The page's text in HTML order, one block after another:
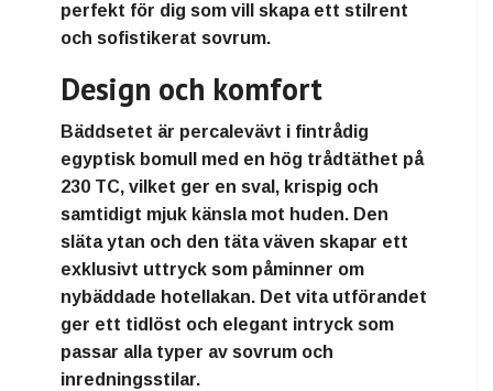
perfekt för dig som vill skapa ett stilrent
och sofistikerat sovrum.
Design och komfort
Bäddsetet är percalevävt i fintrådig
egyptisk bomull med en hög trådtäthet på
230 TC, vilket ger en sval, krispig och
samtidigt mjuk känsla mot huden. Den
släta ytan och den täta väven skapar ett
exklusivt uttryck som påminner om
nybäddade hotellakan. Det vita utförandet
ger ett tidlöst och elegant intryck som
passar alla typer av sovrum och
inredningsstilar.